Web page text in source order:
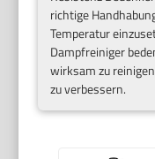
richtige
Temperatur
Dampfreiniger
wirksam zu
zu verbessern.